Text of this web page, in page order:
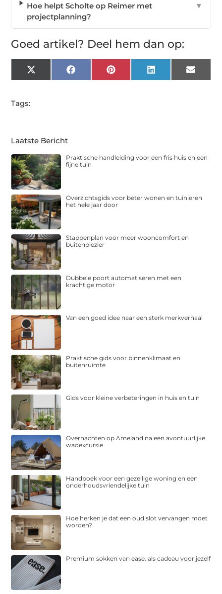
Hoe helpt Scholte op Reimer met
projectplanning?
▼
Goed artikel? Deel hem dan op:
X
(Twitter)
FacebookPinterest LinkedIn Email
Tags:
Laatste Bericht
Praktische handleiding voor een fris huis en een
fijne tuin
Overzichtsgids voor beter wonen en tuinieren
het hele jaar door
Stappenplan voor meer wooncomfort en
buitenplezier
Dubbele poort automatiseren met een
krachtige motor
Van een goed idee naar een sterk merkverhaal
Praktische gids voor binnenklimaat en
buitenruimte
Gids voor kleine verbeteringen in huis en tuin
Overnachten op Ameland na een avontuurlijke
wadexcursie
Handboek voor een gezellige woning en een
onderhoudsvriendelijke tuin
Hoe herken je dat een oud slot vervangen moet
worden?
Premium sokken van ease. als cadeau voor jezelf